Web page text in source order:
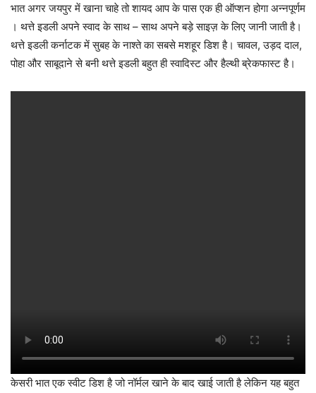
भात अगर जयपुर में खाना चाहे तो शायद आप के पास एक ही ऑप्शन होगा अन्नपूर्णम
। थत्ते इडली अपने स्वाद के साथ – साथ अपने बड़े साइज़ के लिए जानी जाती है।
थत्ते इडली कर्नाटक में सुबह के नाश्ते का सबसे मशहूर डिश है। चावल, उड़द दाल,
पोहा और साबूदाने से बनी थत्ते इडली बहुत ही स्वादिस्ट और हैल्थी ब्रेकफास्ट है।
केसरी भात एक स्वीट डिश है जो नॉर्मल खाने के बाद खाई जाती है लेकिन यह बहुत